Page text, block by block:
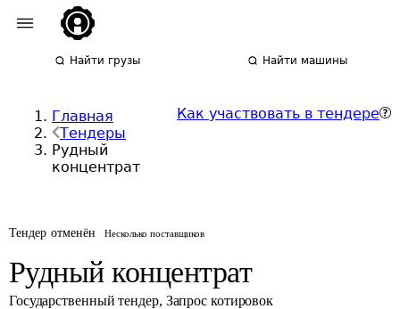
Найти грузы Найти машины
Главная
Тендеры
Рудный
концентрат
Как участвовать в тендере
Тендер отменён Несколько поставщиков
Рудный концентрат
Государственный тендер, Запрос котировок